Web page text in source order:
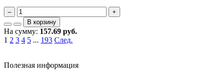
–
+
В корзину
На сумму: 157.69 руб.
1 2 3 4 5 ... 193 След.
Полезная информация